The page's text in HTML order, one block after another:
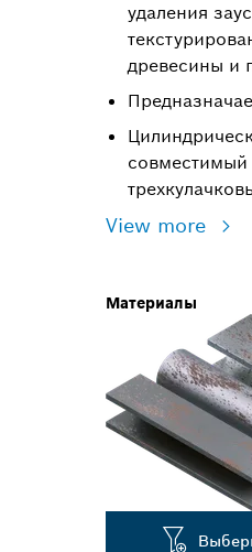
удаления
древесины и
совместимый
View more
Материалы